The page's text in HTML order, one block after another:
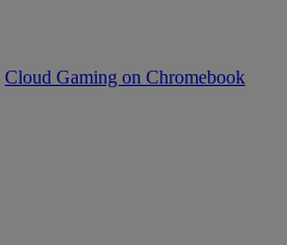
Cloud Gaming on Chromebook